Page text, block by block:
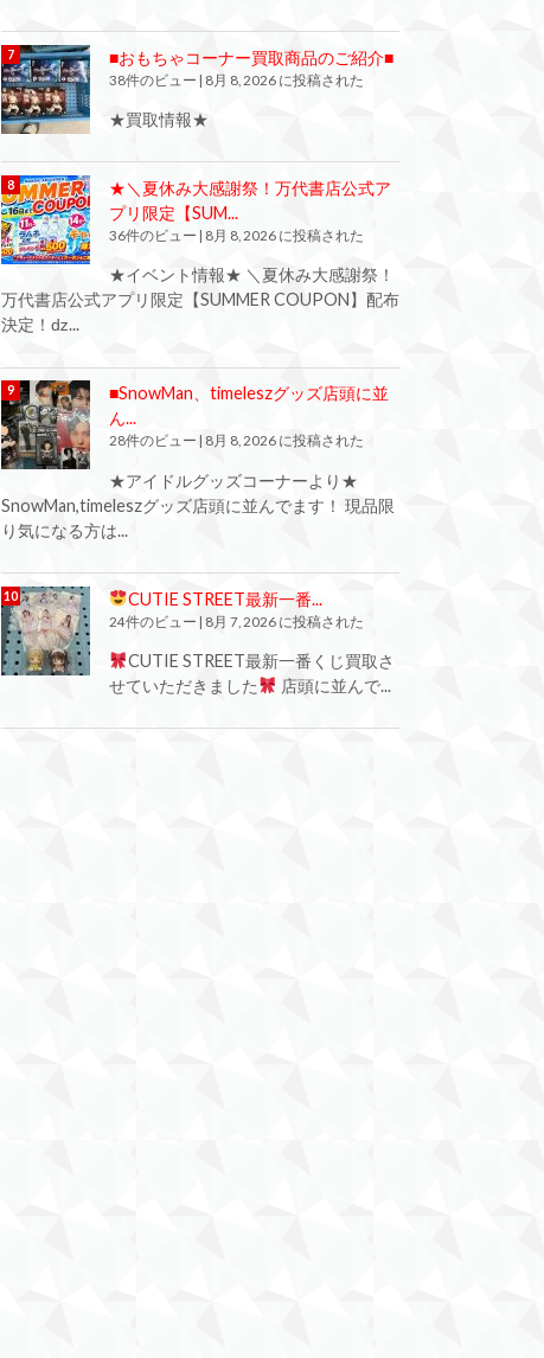
■おもちゃコーナー買取商品のご紹介■
38件のビュー | 8月 8, 2026 に投稿された
★買取情報★
★＼夏休み大感謝祭！万代書店公式ア
プリ限定【SUM...
36件のビュー | 8月 8, 2026 に投稿された
★イベント情報★ ＼夏休み大感謝祭！
万代書店公式アプリ限定【SUMMER COUPON】配布
決定！ǳ...
■SnowMan、timeleszグッズ店頭に並
ん...
28件のビュー 8月 8, 2026 に投稿された
★アイドルグッズコーナーより★
SnowMan,timeleszグッズ店頭に並んでます！ 現品限
り気になる方は...
CUTIE STREET最新一番...
24件のビュー | 8月 7, 2026 に投稿された
CUTIE STREET最新一番くじ買取さ
せていただきました
店頭に並んで...